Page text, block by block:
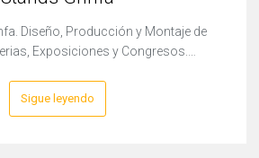
Diseño, Producción y Montaje de
Exposiciones y Congresos.…
Sigue leyendo